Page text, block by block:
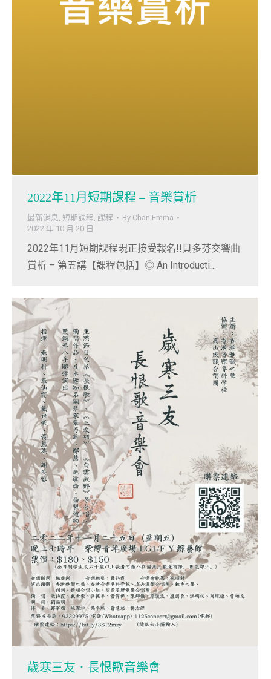
2022年11月短期課程 – 音樂賞析
最新消息 短期課程 課程 By Chan Emma
2022 年 10 月 20 日
2022年11月短期課程現正接受報名!!貝多芬交響曲
賞析 – 第五講【課程包括】◎ An Introducti…
歲寒三友．長恨歌音樂會